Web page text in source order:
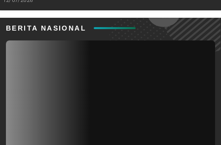
BERITA NASIONAL